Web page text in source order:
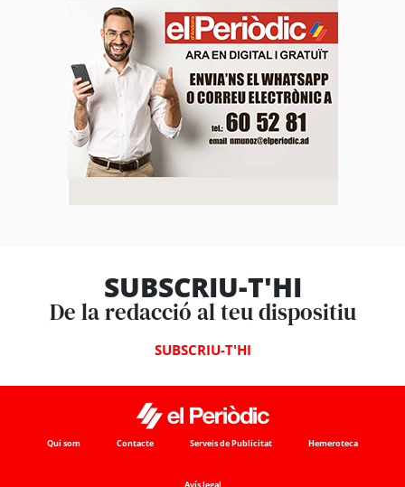
SUBSCRIU-T'HI
De la redacció al teu dispositiu
SUBSCRIU-T'HI
Qui som Contacte Serveis de Publicitat Hemeroteca
Avís legal